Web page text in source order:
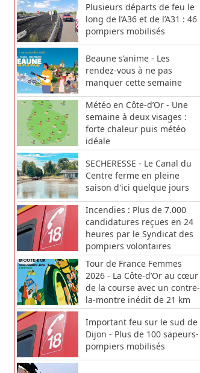
Plusieurs départs de feu le
long de l’A36 et de l’A31 : 46
pompiers mobilisés
Beaune s’anime - Les
rendez-vous à ne pas
manquer cette semaine
Météo en Côte-d’Or - Une
semaine à deux visages :
forte chaleur puis météo
idéale
SECHERESSE - Le Canal du
Centre ferme en pleine
saison d'ici quelque jours
Incendies : Plus de 7.000
candidatures reçues en 24
heures par le Syndicat des
pompiers volontaires
Tour de France Femmes
2026 - La Côte-d’Or au cœur
de la course avec un contre-
la-montre inédit de 21 km
Important feu sur le sud de
Dijon - Plus de 100 sapeurs-
pompiers mobilisés